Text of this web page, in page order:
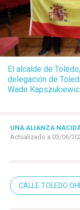
El alcalde de
delegación de
Wade
UNA ALIANZA
Actualizado a 03/06/
CALLE TOLEDO